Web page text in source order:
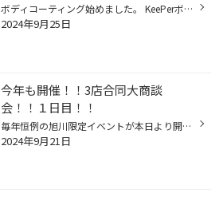
ボディコーティング始めました。 KeePerボディコーティングのご紹介です！ では、どのように変わるか見ていきます！ 虫が当たった跡が無数にある状態です。ツヤ感は、まあ普通？って感じですよね？ キレイになって、ツヤもボンネットやドアの反射を見ていただければ一目瞭然です⭐︎ 施工後はボンネ...
2024年9月25日
今年も開催！！3店合同大商談
会！！１日目！！
毎年恒例の旭川限定イベントが本日より開催っ！！ 開催期間：9/21～23 冬タイヤや夏タイヤはもちろん。 ホイール業者さんが旭川に集結！ ホイール選びをお手伝いいたします。 セルスター様よりドライブレコーダーやレーダーの専門スタッフも来てくれます。 人気のキッチンカー来店してくれます。 ３...
2024年9月21日